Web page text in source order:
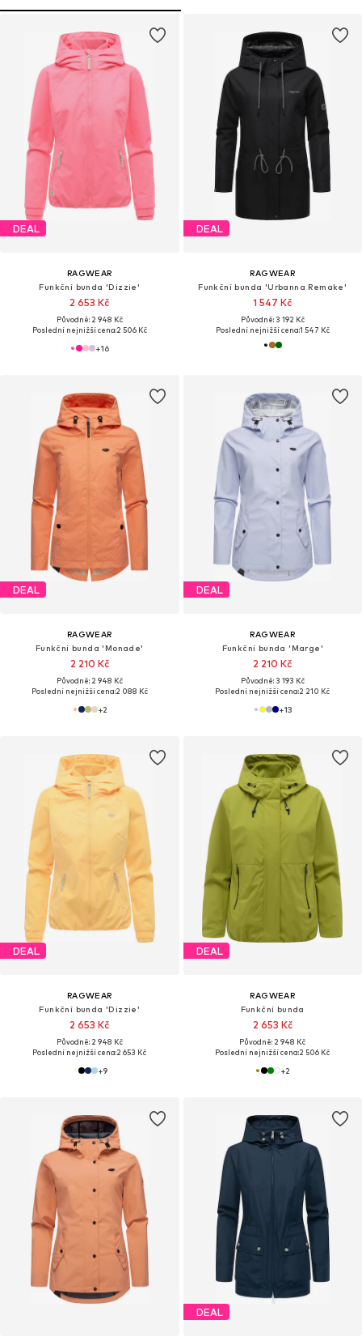
DEAL
RAGWEAR
Funkční bunda 'Dizzie'
2 653 Kč
Původně: 2 948 Kč
Poslední nejnižší cena:2 506 Kč
+16
DEAL
RAGWEAR
Funkční bunda 'Urbanna Remake'
1 547 Kč
Původně: 3 192 Kč
Poslední nejnižší cena:1 547 Kč
DEAL
RAGWEAR
Funkční bunda 'Monade'
2 210 Kč
Původně: 2 948 Kč
Poslední nejnižší cena:2 088 Kč
+2
DEAL
RAGWEAR
Funkční bunda 'Marge'
2 210 Kč
Původně: 3 193 Kč
Poslední nejnižší cena:2 210 Kč
+13
DEAL
RAGWEAR
Funkční bunda 'Dizzie'
2 653 Kč
Původně: 2 948 Kč
Poslední nejnižší cena:2 653 Kč
+9
DEAL
RAGWEAR
Funkční bunda
2 653 Kč
Původně: 2 948 Kč
Poslední nejnižší cena:2 506 Kč
+2
DEAL